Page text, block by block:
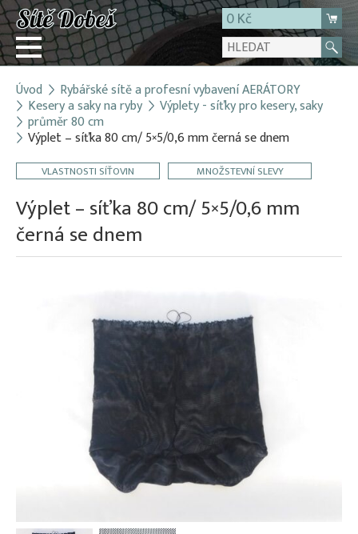
0 Kč
Přihlásit
Registrace
O firmě
Kontakt
Úvod Rybářské sítě a profesní vybavení AERÁTORY
Kesery a saky na ryby Výplety - síťky pro kesery, saky
průměr 80 cm
Výplet – síťka 80 cm/ 5×5/0,6 mm černá se dnem
VLASTNOSTI SÍŤOVIN MNOŽSTEVNÍ SLEVY
Výplet – síťka 80 cm/ 5×5/0,6 mm
černá se dnem